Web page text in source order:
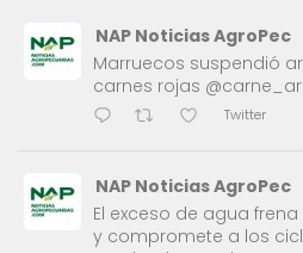
NAP Noticias AgroPec
Marruecos suspendió
carnes rojas
Twitter
NAP Noticias AgroPec
El exceso de agua
y compromete a los